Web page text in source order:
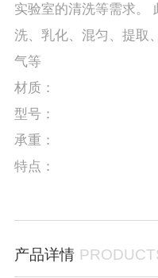
实验室的清洗等需求。
洗、乳化、混匀、提取
气等
材质：
型号：
承重：
特点：
产品详情